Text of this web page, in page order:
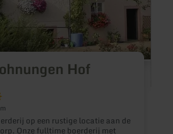
Hof
op een rustige locatie aan de
Onze fulltime boerderij met